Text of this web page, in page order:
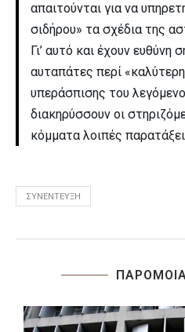
απαιτούνται για να
σιδήρου» τα σχέδια της
Γι’ αυτό και έχουν
αυταπάτες περί
υπεράσπισης του
διακηρύσσουν οι
κόμματα λοιπές
ΣΥΝΈΝΤΕΥΞΗ